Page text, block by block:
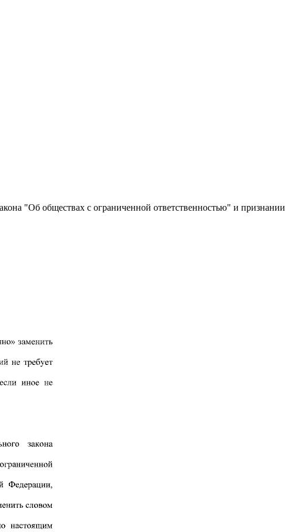
"Об обществах с ограниченной ответственностью" и признании